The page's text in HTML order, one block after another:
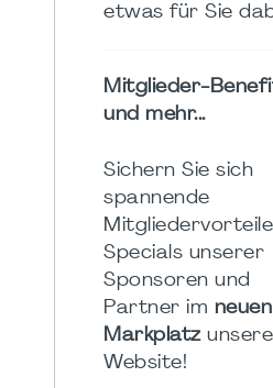
etwas für Sie
Mitglieder-
und mehr...
Sichern Sie sich
spannende
Specials unserer
Sponsoren und
Partner im neuen
Markplatz
Website!